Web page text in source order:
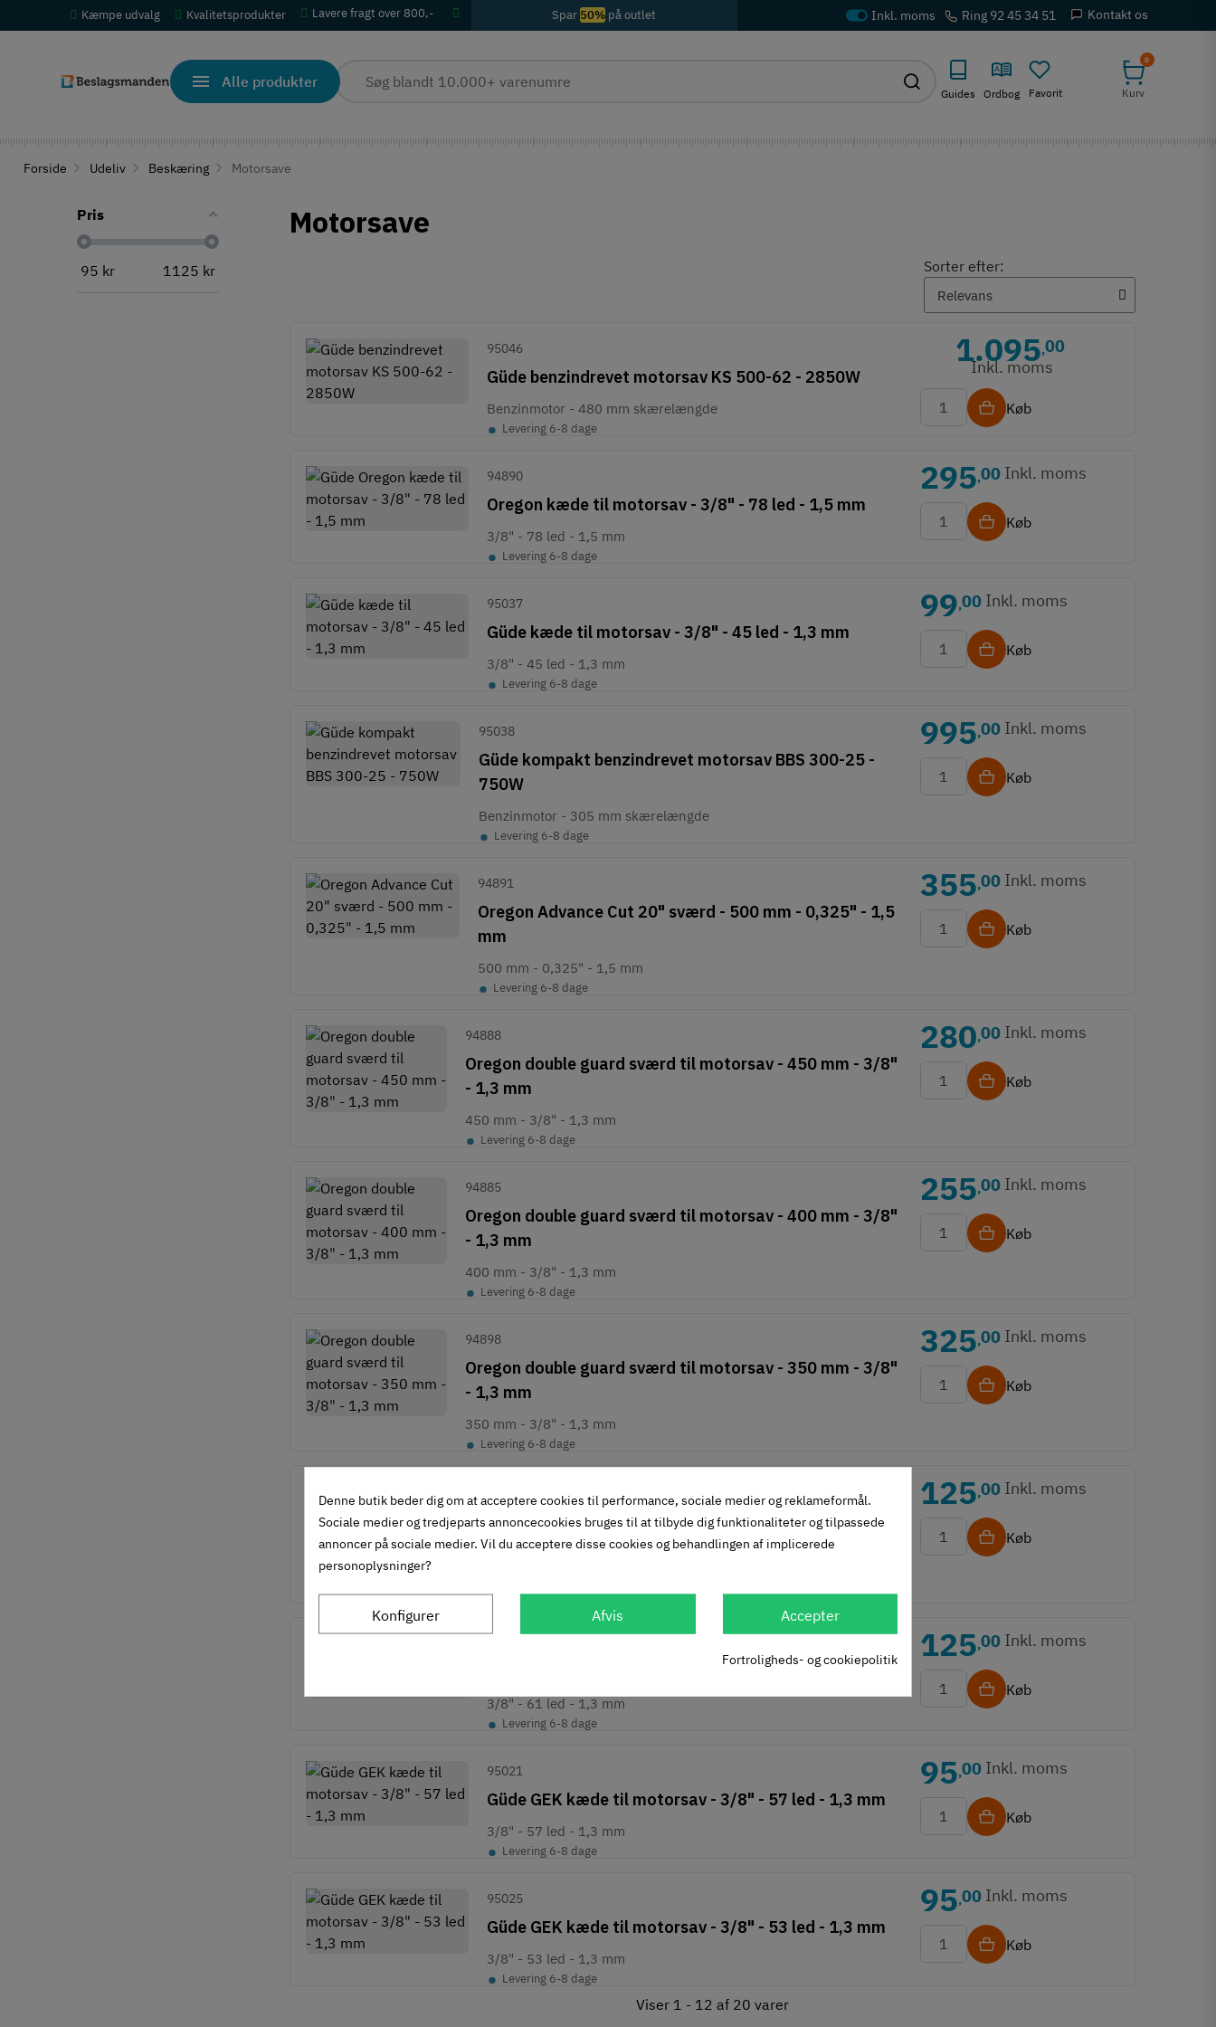
Kæmpe udvalg Kvalitetsprodukter Lavere fragt over 800,- Spar 50% på outlet Ring 92 45 34 51 Kontakt os
Alle produkter
Guides Ordbog Favorit
0
Kurv
Forside Udeliv Beskæring Motorsave
Pris
95 kr 1125 kr
Motorsave
Sorter efter:
Güde benzindrevet motorsav KS 500-62 - 2850W
95046
Benzinmotor - 480 mm skærelængde
• Levering 6-8 dage
1.095,00
Inkl. moms
Køb
Oregon kæde til motorsav - 3/8" - 78 led - 1,5 mm
94890
3/8" - 78 led - 1,5 mm
• Levering 6-8 dage
295,00 Inkl. moms
Køb
Güde kæde til motorsav - 3/8" - 45 led - 1,3 mm
95037
3/8" - 45 led - 1,3 mm
• Levering 6-8 dage
99,00 Inkl. moms
Køb
Güde kompakt benzindrevet motorsav BBS 300-25 -
750W
95038
Benzinmotor - 305 mm skærelængde
• Levering 6-8 dage
995,00 Inkl. moms
Køb
Oregon Advance Cut 20" sværd - 500 mm - 0,325" - 1,5
mm
94891
500 mm - 0,325" - 1,5 mm
• Levering 6-8 dage
355,00 Inkl. moms
Køb
Oregon double guard sværd til motorsav - 450 mm - 3/8"
- 1,3 mm
94888
450 mm - 3/8" - 1,3 mm
• Levering 6-8 dage
280,00 Inkl. moms
Køb
Oregon double guard sværd til motorsav - 400 mm - 3/8"
- 1,3 mm
94885
400 mm - 3/8" - 1,3 mm
• Levering 6-8 dage
255,00 Inkl. moms
Køb
Oregon double guard sværd til motorsav - 350 mm - 3/8"
- 1,3 mm
94898
350 mm - 3/8" - 1,3 mm
• Levering 6-8 dage
325,00 Inkl. moms
Køb
Güde GEK kæde til motorsav - 0,325" - 78 led - 1,5
mm
• Levering 6-8 dage
125,00 Inkl. moms
Køb
Güde GEK kæde til motorsav - 3/8" - 61 led - 1,3 mm
3/8" - 61 led - 1,3 mm
• Levering 6-8 dage
125,00 Inkl. moms
Køb
Güde GEK kæde til motorsav - 3/8" - 57 led - 1,3 mm
95021
3/8" - 57 led - 1,3 mm
• Levering 6-8 dage
95,00 Inkl. moms
Køb
Güde GEK kæde til motorsav - 3/8" - 53 led - 1,3 mm
95025
3/8" - 53 led - 1,3 mm
• Levering 6-8 dage
95,00 Inkl. moms
Køb
Viser 1 - 12 af 20 varer
Denne butik beder dig om at acceptere cookies til performance, sociale medier og reklameformål.
Sociale medier og tredjeparts annoncecookies bruges til at tilbyde dig funktionaliteter og tilpassede
annoncer på sociale medier. Vil du acceptere disse cookies og behandlingen af implicerede
personoplysninger?
Konfigurer Afvis Accepter
Fortroligheds- og cookiepolitik